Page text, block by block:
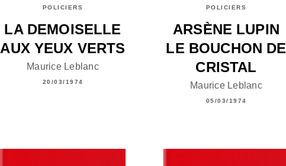
POLICIERS
LA DEMOISELLE
AUX YEUX VERTS
Maurice Leblanc
20/03/1974
POLICIERS
ARSÈNE LUPIN
LE BOUCHON DE
CRISTAL
Maurice Leblanc
05/03/1974